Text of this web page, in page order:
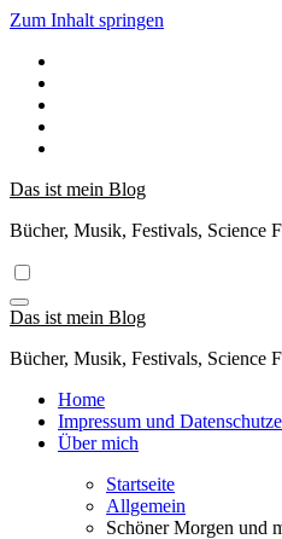
Zum Inhalt springen
Das ist mein Blog
Bücher, Musik, Festivals, Science
Das ist mein Blog
Bücher, Musik, Festivals, Science
Home
Impressum und
Über mich
Startseite
Allgemein
Schöner Morgen und